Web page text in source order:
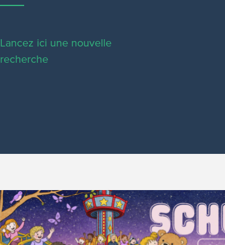
Lancez ici une nouvelle
recherche